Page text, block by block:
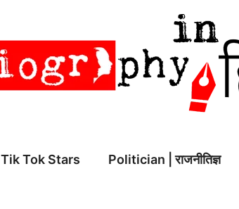
Tik Tok Stars Politician | राजनीतिज्ञ